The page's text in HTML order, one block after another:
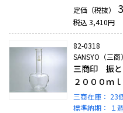
定価（税抜）
税込 3,410円
82-0318
SANSYO（三商）
三商印 振と
２０００ｍｌ
三商在庫： 23
標準納期：
１